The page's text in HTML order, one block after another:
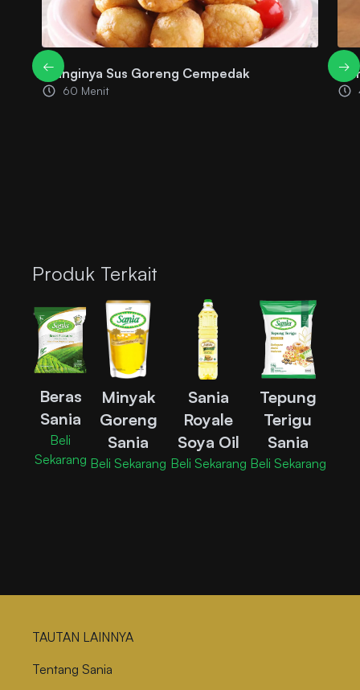
←
Wanginya Sus Goreng Cempedak
60 Menit
→
Produk Terkait
Beras
Sania
Beli
Sekarang
Minyak
Goreng
Sania
Beli Sekarang
Sania
Royale
Soya Oil
Beli Sekarang
Tepung
Terigu
Sania
Beli Sekarang
TAUTAN LAINNYA
Tentang Sania